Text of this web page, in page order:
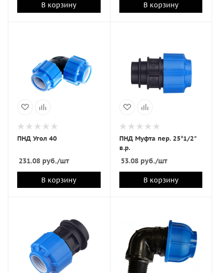
В корзину В корзину
ПНД Угол 40
231.08 руб./шт
В корзину
ПНД Муфта пер. 25*1/2"
в.р.
53.08руб./шт
В корзину